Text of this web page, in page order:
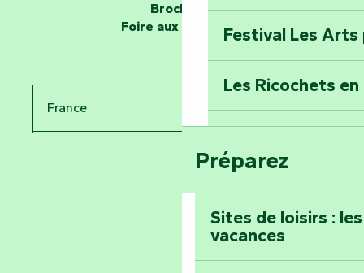
Voyagez dans le
Maillezais
Montez au
Festival Les Arts
Les Ricochets
Tout l'agenda
Préparez
Sites de loisirs :
vacances
Brochures
Foire aux questions
France